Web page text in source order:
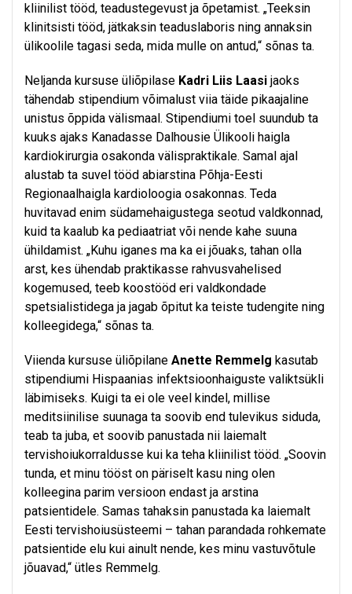
kliinilist tööd, teadustegevust ja õpetamist. „Teeksin
klinitsisti tööd, jätkaksin teaduslaboris ning annaksin
ülikoolile tagasi seda, mida mulle on antud,“ sõnas ta.
Neljanda kursuse üliõpilase Kadri Liis Laasi jaoks
tähendab stipendium võimalust viia täide pikaajaline
unistus õppida välismaal. Stipendiumi toel suundub ta
kuuks ajaks Kanadasse Dalhousie Ülikooli haigla
kardiokirurgia osakonda välispraktikale. Samal ajal
alustab ta suvel tööd abiarstina Põhja-Eesti
Regionaalhaigla kardioloogia osakonnas. Teda
huvitavad enim südamehaigustega seotud valdkonnad,
kuid ta kaalub ka pediaatriat või nende kahe suuna
ühildamist. „Kuhu iganes ma ka ei jõuaks, tahan olla
arst, kes ühendab praktikasse rahvusvahelised
kogemused, teeb koostööd eri valdkondade
spetsialistidega ja jagab õpitut ka teiste tudengite ning
kolleegidega,“ sõnas ta.
Viienda kursuse üliõpilane Anette Remmelg kasutab
stipendiumi Hispaanias infektsioonhaiguste valiktsükli
läbimiseks. Kuigi ta ei ole veel kindel, millise
meditsiinilise suunaga ta soovib end tulevikus siduda,
teab ta juba, et soovib panustada nii laiemalt
tervishoiukorraldusse kui ka teha kliinilist tööd. „Soovin
tunda, et minu tööst on päriselt kasu ning olen
kolleegina parim versioon endast ja arstina
patsientidele. Samas tahaksin panustada ka laiemalt
Eesti tervishoiusüsteemi – tahan parandada rohkemate
patsientide elu kui ainult nende, kes minu vastuvõtule
jõuavad,“ ütles Remmelg.